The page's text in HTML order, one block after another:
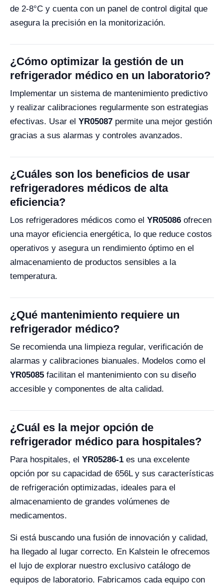
de 2-8°C y cuenta con un panel de control digital que
asegura la precisión en la monitorización.
¿Cómo optimizar la gestión de un
refrigerador médico en un laboratorio?
Implementar un sistema de mantenimiento predictivo
y realizar calibraciones regularmente son estrategias
efectivas. Usar el YR05087 permite una mejor gestión
gracias a sus alarmas y controles avanzados.
¿Cuáles son los beneficios de usar
refrigeradores médicos de alta
eficiencia?
Los refrigeradores médicos como el YR05086 ofrecen
una mayor eficiencia energética, lo que reduce costos
operativos y asegura un rendimiento óptimo en el
almacenamiento de productos sensibles a la
temperatura.
¿Qué mantenimiento requiere un
refrigerador médico?
Se recomienda una limpieza regular, verificación de
alarmas y calibraciones bianuales. Modelos como el
YR05085 facilitan el mantenimiento con su diseño
accesible y componentes de alta calidad.
¿Cuál es la mejor opción de
refrigerador médico para hospitales?
Para hospitales, el YR05286-1 es una excelente
opción por su capacidad de 656L y sus características
de refrigeración optimizadas, ideales para el
almacenamiento de grandes volúmenes de
medicamentos.
Si está buscando una fusión de innovación y calidad,
ha llegado al lugar correcto. En Kalstein le ofrecemos
el lujo de explorar nuestro exclusivo catálogo de
equipos de laboratorio. Fabricamos cada equipo con